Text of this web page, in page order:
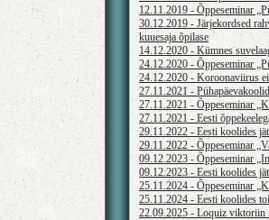
12.11.2019 - Õppeseminar
30.12.2019 - Järjekordsed
kuuesaja õpilase
14.12.2020 - Kümnes
24.12.2020 - Õppeseminar
24.12.2020 - Koroonaviirus
27.11.2021 -
27.11.2021 - Õppeseminar
27.11.2021 - Eesti
29.11.2022 - Eesti koolides
29.11.2022 - Õppeseminar
09.12.2023 - Õppeseminar
09.12.2023 - Eesti koolides
25.11.2024 - Õppeseminar
25.11.2024 - Eesti koolides
22.09.2025 - Loquiz viktoriin